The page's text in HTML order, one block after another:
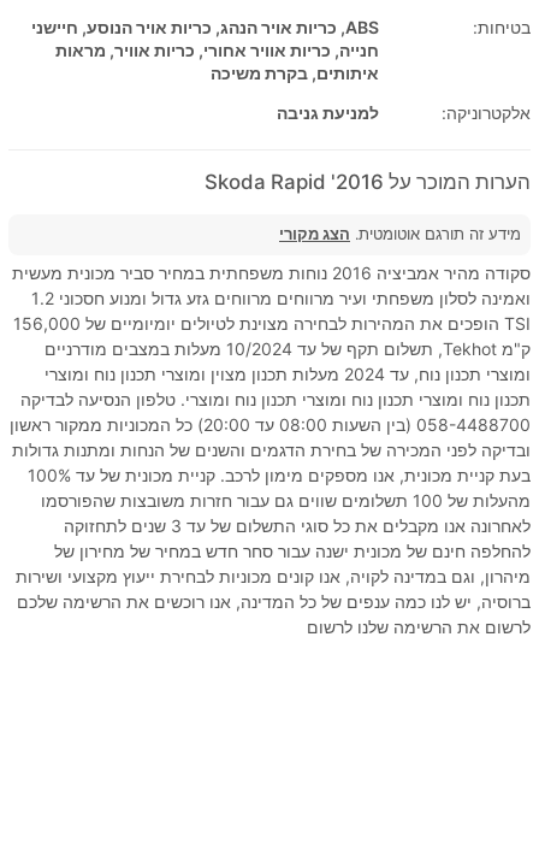
בטיחות:
ABS, כריות אויר הנהג, כריות אויר הנוסע, חיישני
חנייה, כריות אוויר אחורי, כריות אוויר, מראות
איתותים, בקרת משיכה
אלקטרוניקה:
למניעת גניבה
הערות המוכר על 2016' Skoda Rapid
מידע זה תורגם אוטומטית. הצג מקורי
סקודה מהיר אמביציה 2016 נוחות משפחתית במחיר סביר מכונית מעשית
ואמינה לסלון משפחתי ועיר מרווחים מרווחים גזע גדול ומנוע חסכוני 1.2
TSI הופכים את המהירות לבחירה מצוינת לטיולים יומיומיים של 156,000
ק"מ Tekhot, תשלום תקף של עד 10/2024 מעלות במצבים מודרניים
ומוצרי תכנון נוח, עד 2024 מעלות תכנון מצוין ומוצרי תכנון נוח ומוצרי
תכנון נוח ומוצרי תכנון נוח ומוצרי תכנון נוח ומוצרי. טלפון הנסיעה לבדיקה
058-4488700 (בין השעות 08:00 עד 20:00) כל המכוניות ממקור ראשון
ובדיקה לפני המכירה של בחירת הדגמים והשנים של הנחות ומתנות גדולות
בעת קניית מכונית, אנו מספקים מימון לרכב. קניית מכונית של עד 100%
מהעלות של 100 תשלומים שווים גם עבור חזרות משובצות שהפורסמו
לאחרונה אנו מקבלים את כל סוגי התשלום של עד 3 שנים לתחזוקה
להחלפה חינם של מכונית ישנה עבור סחר חדש במחיר של מחירון של
מיהרון, וגם במדינה לקויה, אנו קונים מכוניות לבחירת ייעוץ מקצועי ושירות
ברוסיה, יש לנו כמה ענפים של כל המדינה, אנו רוכשים את הרשימה שלכם
לרשום את הרשימה שלנו לרשום